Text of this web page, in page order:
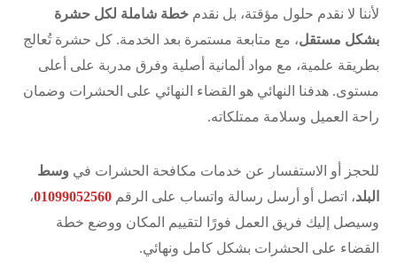
لأننا لا نقدم حلول مؤقتة، بل نقدم خطة شاملة لكل حشرة
بشكل مستقل، مع متابعة مستمرة بعد الخدمة. كل حشرة تُعالج
بطريقة علمية، مع مواد ألمانية أصلية وفرق مدربة على أعلى
مستوى. هدفنا النهائي هو القضاء النهائي على الحشرات وضمان
راحة العميل وسلامة ممتلكاته.
للحجز أو الاستفسار عن خدمات مكافحة الحشرات في وسط
البلد، اتصل أو أرسل رسالة واتساب على الرقم 01099052560،
وسيصل إليك فريق العمل فورًا لتقييم المكان ووضع خطة
القضاء على الحشرات بشكل كامل ونهائي.